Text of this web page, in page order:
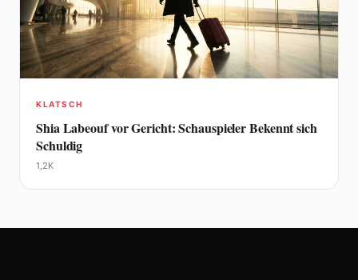
KLATSCH
Shia Labeouf vor Gericht: Schauspieler Bekennt sich
Schuldig
1,2K